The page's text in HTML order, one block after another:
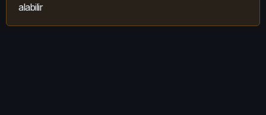
alabilir